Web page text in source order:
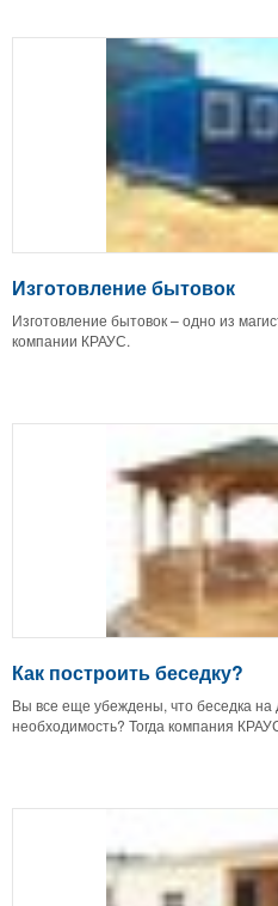
Изготовление бытовок
Изготовление бытовок – одно из
компании КРАУС.
Как построить беседку?
Вы все еще убеждены, что беседка на
необходимость? Тогда компания